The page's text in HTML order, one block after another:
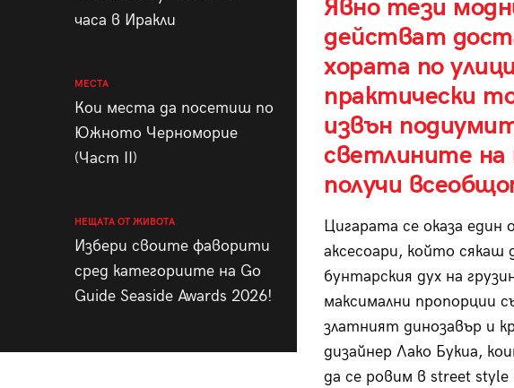
часа в Иракли
МЕСТА
Кои места да посетиш по
Южното Черноморие
(Част II)
НЕЩАТА ОТ ЖИВОТА
Избери своите фаворити
сред категориите на Go
Guide Seaside Awards 2026!
Явно тези
действат
хората по
практически
извън
светлините
получи
Цигарата се оказа
аксесоари, който сякаш
бунтарския дух на
максимални пропорции
златният динозавър и
дизайнер Лако Букиа,
да се ровим в street